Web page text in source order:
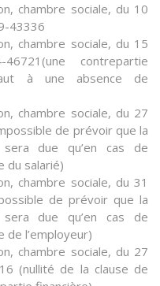
chambre sociale, du 10
43336
chambre sociale, du 15
contrepartie
à une absence de
chambre sociale, du 27
de prévoir que la
due qu’en cas de
du salarié)
chambre sociale, du 31
de prévoir que la
due qu’en cas de
de l’employeur)
chambre sociale, du 27
(nullité de la clause de